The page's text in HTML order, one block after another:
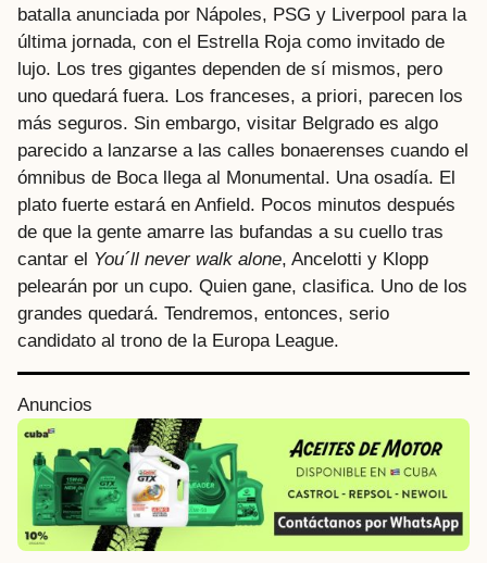
batalla anunciada por Nápoles, PSG y Liverpool para la
última jornada, con el Estrella Roja como invitado de
lujo. Los tres gigantes dependen de sí mismos, pero
uno quedará fuera. Los franceses, a priori, parecen los
más seguros. Sin embargo, visitar Belgrado es algo
parecido a lanzarse a las calles bonaerenses cuando el
ómnibus de Boca llega al Monumental. Una osadía. El
plato fuerte estará en Anfield. Pocos minutos después
de que la gente amarre las bufandas a su cuello tras
cantar el You´ll never walk alone, Ancelotti y Klopp
pelearán por un cupo. Quien gane, clasifica. Uno de los
grandes quedará. Tendremos, entonces, serio
candidato al trono de la Europa League.
Anuncios
P
o
P
a